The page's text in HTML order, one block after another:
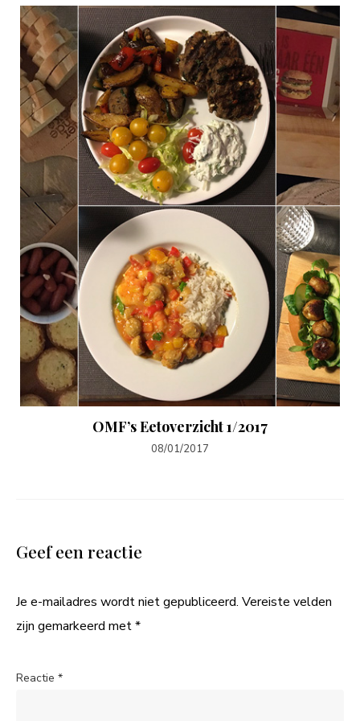
OMF’s Eetoverzicht 1/2017
08/01/2017
Geef een reactie
Je e-mailadres wordt niet gepubliceerd. Vereiste velden
zijn gemarkeerd met*
Reactie *